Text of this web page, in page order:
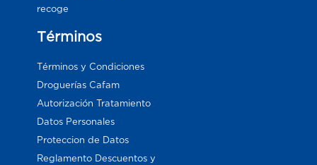
recoge
Términos
Términos y Condiciones
Droguerías Cafam
Autorización Tratamiento
Datos Personales
Proteccion de Datos
Reglamento Descuentos y